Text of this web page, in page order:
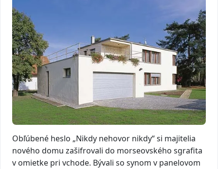
Obľúbené heslo „Nikdy nehovor nikdy“ si majitelia
nového domu zašifrovali do morseovského sgrafita
v omietke pri vchode. Bývali so synom v panelovom